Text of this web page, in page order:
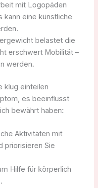
mit Logopäden
kann eine künstliche
belastet die
erschwert Mobilität –
werden.
klug einteilen
es beeinflusst
bewährt haben:
Aktivitäten mit
priorisieren Sie
Hilfe für körperlich